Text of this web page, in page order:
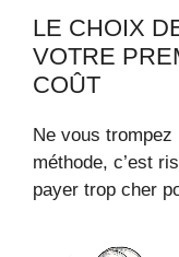
LE CHOIX
VOTRE
COÛT
Ne vous
méthode, c’est
payer trop cher